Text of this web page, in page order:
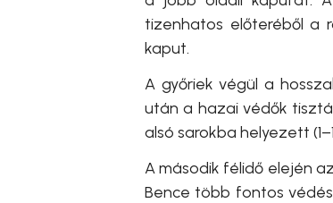
tizenhatos előteréből a
kaput.
A győriek végül a
után a hazai védők
alsó sarokba helyezett
A második félidő elején
Bence több fontos